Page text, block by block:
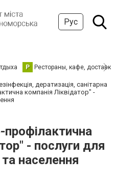
Рус
Р Рестораны, кафе,
дератизація, санітарна
компанія Ліквідатор" -
- послуги для
населення